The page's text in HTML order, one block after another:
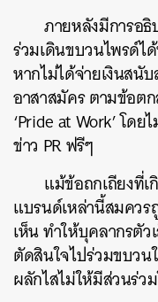
ภายหลังมีการอธิ
ร่วมเดินขบวนไพรด์ไ
หากไม่ได้จ่ายเงินสนั
อาสาสมัคร ตามข้อต
‘Pride at Work’ โด
ข่าว PR ฟรีๆ
แม้ข้อถกเถียงที่
แบรนด์เหล่านี้สมคว
เห็น ทำให้บุคลากรตั
ตัดสินใจไปร่วมขบวน
ผลักไสไม่ให้มีส่วนร่